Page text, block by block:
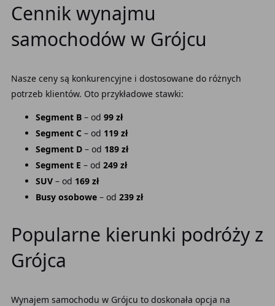
Cennik wynajmu
samochodów w Grójcu
Nasze ceny są konkurencyjne i dostosowane do różnych
potrzeb klientów. Oto przykładowe stawki:
Segment B– od 99 zł
Segment C – od 119 zł
Segment D– od 189 zł
Segment E – od 249 zł
SUV– od 169 zł
Busy osobowe– od 239 zł
Popularne kierunki podróży z
Grójca
Wynajem samochodu w Grójcu to doskonała opcja na